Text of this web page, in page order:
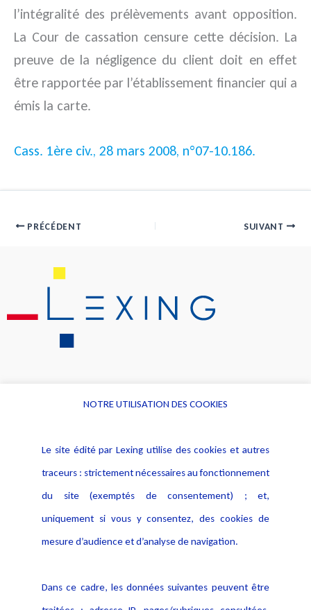
l’intégralité des prélèvements avant opposition.
La Cour de cassation censure cette décision. La
preuve de la négligence du client doit en effet
être rapportée par l’établissement financier qui a
émis la carte.
Cass. 1ère civ., 28 mars 2008, n°07-10.186.
PRÉCÉDENT SUIVANT
Alerte professionnelle
Déclaration d'accessibilité
Notice Légale
Politique de protection des
données
Publications
NOTRE UTILISATION DES COOKIES
Le site édité par Lexing utilise des cookies et autres
traceurs : strictement nécessaires au fonctionnement
du site (exemptés de consentement) ; et,
uniquement si vous y consentez, des cookies de
mesure d’audience et d’analyse de navigation.
Dans ce cadre, les données suivantes peuvent être